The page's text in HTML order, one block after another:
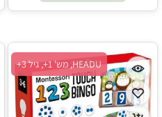
HEADU, מש' 1+, גיל 3+